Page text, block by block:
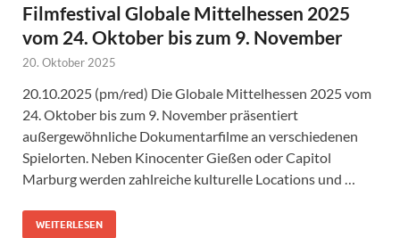
Filmfestival Globale Mittelhessen 2025
vom 24. Oktober bis zum 9. November
20. Oktober 2025
20.10.2025 (pm/red) Die Globale Mittelhessen 2025 vom
24. Oktober bis zum 9. November präsentiert
außergewöhnliche Dokumentarfilme an verschiedenen
Spielorten. Neben Kinocenter Gießen oder Capitol
Marburg werden zahlreiche kulturelle Locations und …
WEITERLESEN